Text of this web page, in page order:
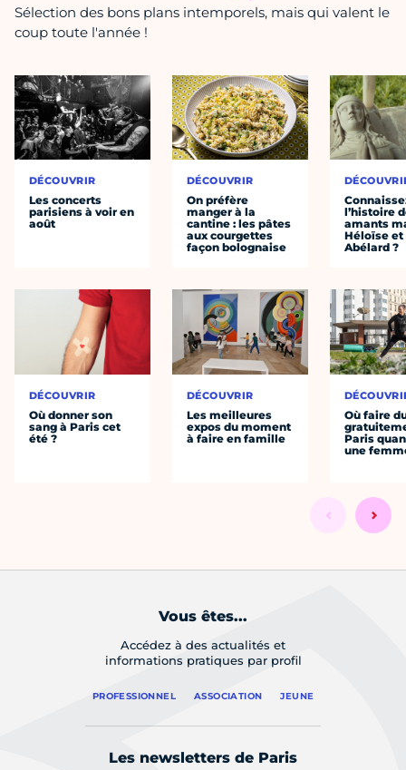
Sélection des bons plans intemporels, mais qui valent le
coup toute l'année !
DÉCOUVRIR
Les concerts
parisiens à voir en
août
DÉCOUVRIR
Où donner son
sang à Paris cet
été ?
DÉCOUVRIR
On préfère
manger à la
cantine : les pâtes
aux courgettes
façon bolognaise
DÉCOUVRIR
Les meilleures
expos du moment
à faire en famille
l’histoire
amants
Héloïse et
Abélard ?
Où faire
Paris
une
Vous êtes...
Accédez à des actualités et
informations pratiques par profil
PROFESSIONNEL ASSOCIATION JEUNE
Les newsletters de Paris